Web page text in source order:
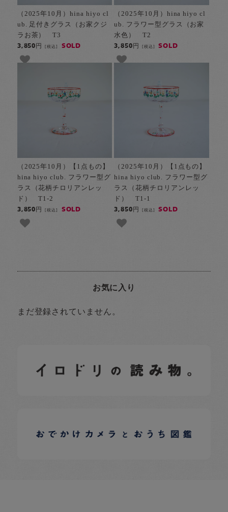
（2025年10月）hina hiyo cl
ub. 足付きグラス（お家クジ
ラお茶） T3
3,850円[税込] SOLD
（2025年10月）hina hiyo cl
ub. フラワー型グラス（お家
水色） T2
3,850円 [税込] SOLD
（2025年10月）【1点もの】
hina hiyo club. フラワー型グ
ラス（花柄チロリアンレッ
ド） T1-2
3,850円[税込] SOLD
（2025年10月）【1点もの】
hina hiyo club. フラワー型グ
ラス（花柄チロリアンレッ
ド） T1-1
3,850円 [税込] SOLD
お気に入り
まだ登録されていません。
日常の様子など随時更新中です。
日常の様子など随時更新中です。